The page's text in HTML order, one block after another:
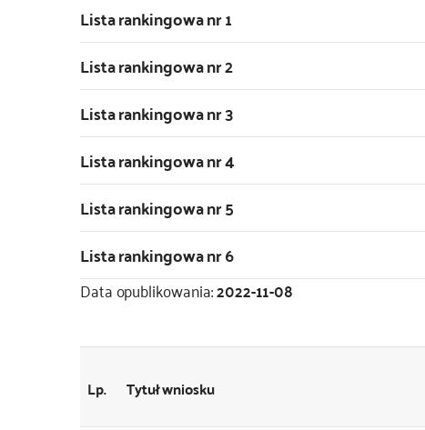
Lista rankingowa nr 1
Lista rankingowa nr 2
Lista rankingowa nr 3
Lista rankingowa nr 4
Lista rankingowa nr 5
Lista rankingowa nr 6
Data opublikowania:2022-11-08
Lp. Tytuł wniosku